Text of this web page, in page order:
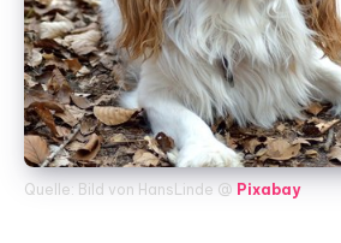
Quelle: Bild von HansLinde @ Pixabay